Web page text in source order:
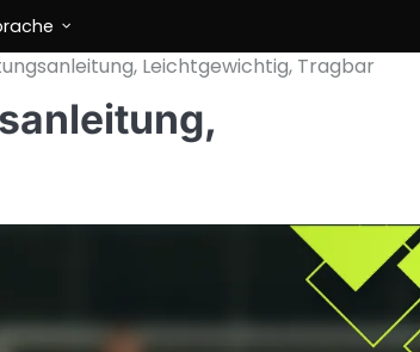
Leichtgewichtig, Tragbar